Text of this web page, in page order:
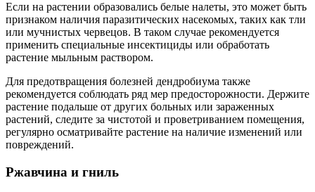
Если на растении образовались белые налеты, это может быть
признаком наличия паразитических насекомых, таких как тли
или мучнистых червецов. В таком случае рекомендуется
применить специальные инсектициды или обработать
растение мыльным раствором.
Для предотвращения болезней дендробиума также
рекомендуется соблюдать ряд мер предосторожности. Держите
растение подальше от других больных или зараженных
растений, следите за чистотой и проветриванием помещения,
регулярно осматривайте растение на наличие изменений или
повреждений.
Ржавчина и гниль